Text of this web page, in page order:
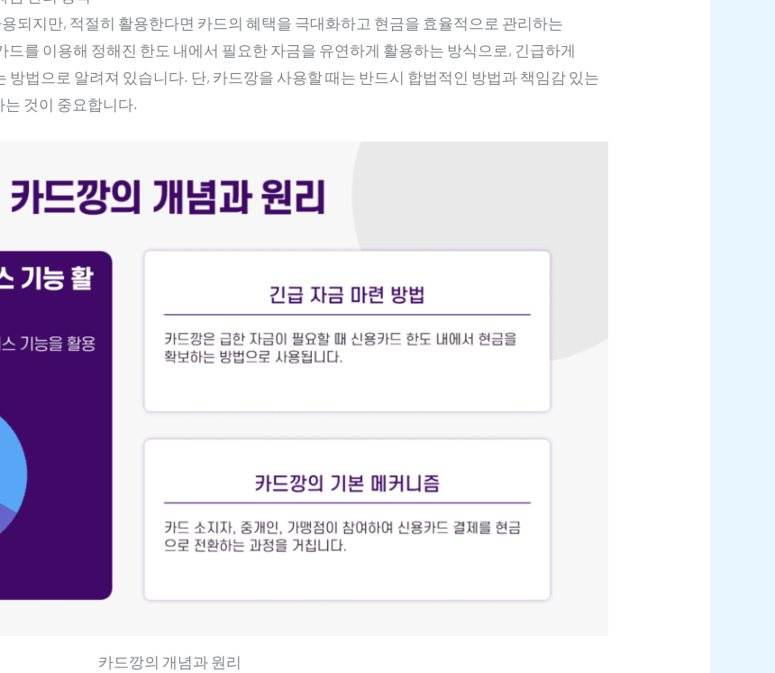
되지만, 적절히 활용한다면 카드의 혜택을 극대화하고 현금을 효율적으로 관리하는
를 이용해 정해진 한도 내에서 필요한 자금을 유연하게 활용하는 방식으로, 긴급하게
방법으로 알려져 있습니다. 단, 카드깡을 사용할 때는 반드시 합법적인 방법과 책임감 있는
것이 중요합니다.
카드깡의 개념과 원리